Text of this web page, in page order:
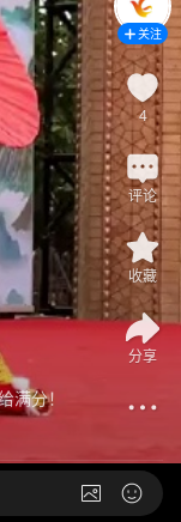
满分！
关注
4
评论
收藏
分享